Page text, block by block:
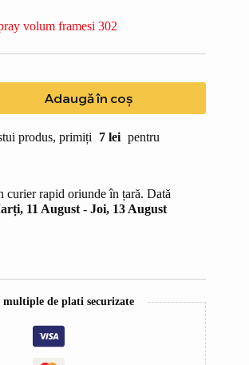
Adaugă în coș
produs, primiți 7 lei pentru
curier rapid oriunde în țară. Dată
11 August - Joi, 13 August
multiple de plati securizate